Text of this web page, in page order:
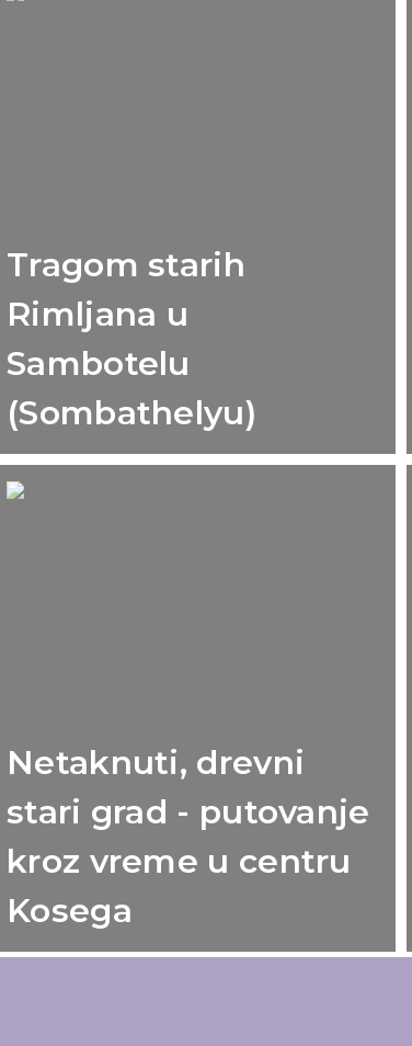
Tragom starih
Rimljana u
Sambotelu
(Sombathelyu)
Netaknuti, drevni
stari grad - putovanje
kroz vreme u centru
Kosega